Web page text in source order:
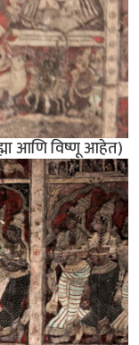
आणि विष्णू आहेत)